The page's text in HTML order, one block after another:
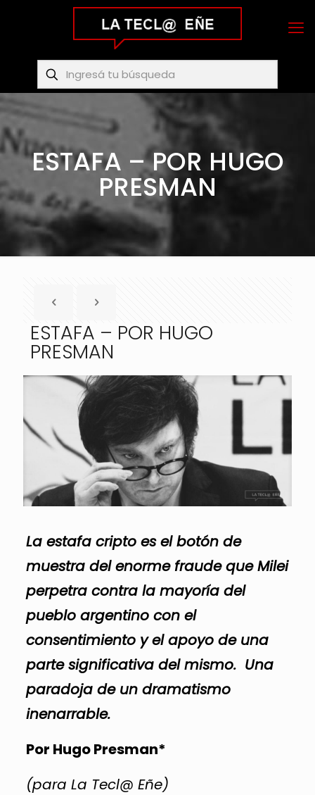
ESTAFA – POR HUGO
PRESMAN
ESTAFA – POR HUGO
PRESMAN
La estafa cripto es el botón de
muestra del enorme fraude que Milei
perpetra contra la mayoría del
pueblo argentino con el
consentimiento y el apoyo de una
parte significativa del mismo. Una
paradoja de un dramatismo
inenarrable.
Por Hugo Presman*
(para La Tecl@ Eñe)